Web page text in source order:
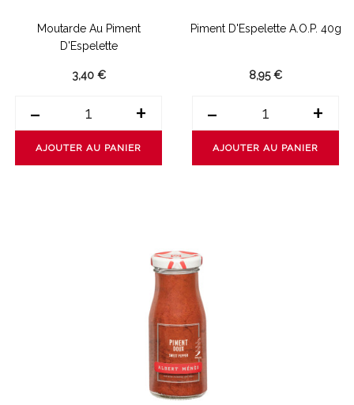
Moutarde Au Piment
D'Espelette
3,40 €
- +
AJOUTER AU PANIER
Piment D'Espelette A.O.P. 40g
8,95 €
- +
AJOUTER AU PANIER